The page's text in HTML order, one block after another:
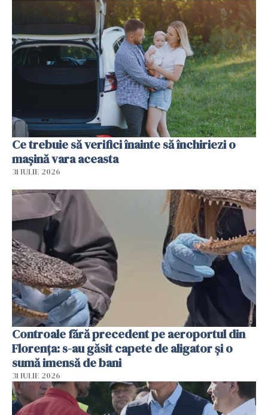
Ce trebuie să verifici înainte să închiriezi o
mașină vara aceasta
31 IULIE 2026
Controale fără precedent pe aeroportul din
Florența: s-au găsit capete de aligator și o
sumă imensă de bani
31 IULIE 2026